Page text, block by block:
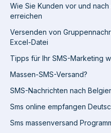
Wie Sie Kunden vor und
erreichen
Versenden von
Excel-Datei
Tipps für Ihr SMS-Marketing
Massen-SMS-Versand?
SMS-Nachrichten nach
Sms online empfangen
Sms massenversand